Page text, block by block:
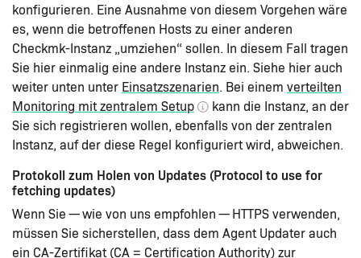
konfigurieren. Eine Ausnahme von diesem Vorgehen wäre
es, wenn die betroffenen Hosts zu einer anderen
Checkmk-Instanz „umziehen“ sollen. In diesem Fall tragen
Sie hier einmalig eine andere Instanz ein. Siehe hier auch
weiter unten unter Einsatzszenarien. Bei einem verteilten
Monitoring mit zentralem Setup
kann die Instanz, an der
Sie sich registrieren wollen, ebenfalls von der zentralen
Instanz, auf der diese Regel konfiguriert wird, abweichen.
Protokoll zum Holen von Updates (Protocol to use for
fetching updates)
Wenn Sie — wie von uns empfohlen — HTTPS verwenden,
müssen Sie sicherstellen, dass dem Agent Updater auch
ein CA-Zertifikat (CA = Certification Authority) zur